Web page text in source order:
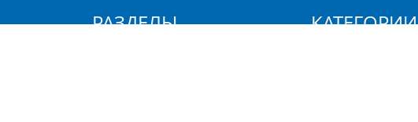
РАЗДЕЛЫ КАТЕГОРИИ